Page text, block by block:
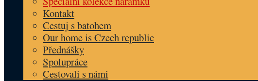
Kontakt
Cestuj s batohem
Our home is Czech republic
Přednášky
Spolupráce
Cestovali s námi